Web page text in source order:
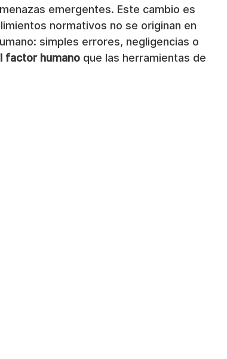
emergentes. Este cambio es
normativos no se originan en
simples errores, negligencias o
factor humano que las herramientas de